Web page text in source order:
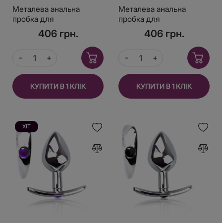
Металева анальна
пробка для
довготривалого носіння
з прозорим кристалом
Довжина 7,5
406 грн.
КУПИТИ В 1 КЛІК
Металева анальна
пробка для
довготривалого носіння
з Рожевим кристалом
Довжина 7,5
406 грн.
КУПИТИ В 1 КЛІК
ХІТ